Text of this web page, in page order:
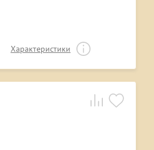
Характеристики